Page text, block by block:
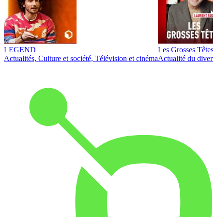
LEGEND
Actualités, Culture et société, Télévision et cinéma
Les Grosses Têtes
Actualité du